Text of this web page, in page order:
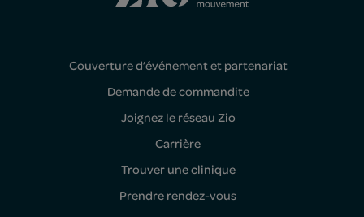
Couverture d’événement et partenariat
Demande de commandite
Joignez le réseau Zio
Carrière
Trouver une clinique
Prendre rendez-vous